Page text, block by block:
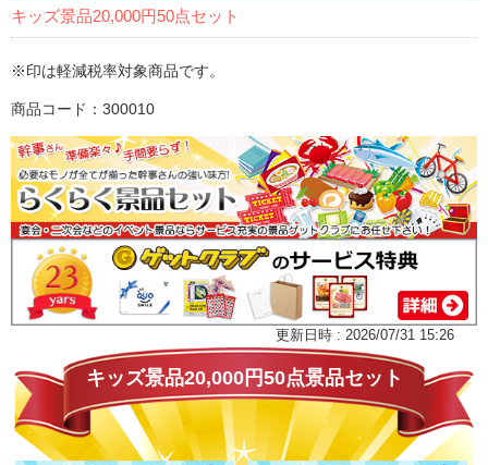
キッズ景品20,000円50点セット
※印は軽減税率対象商品です。
商品コード：300010
更新日時 : 2026/07/31 15:26
キッズ景品20,000円50点景品セット